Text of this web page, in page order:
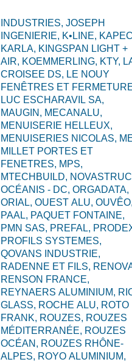
INDUSTRIES, JOSEPH
INGENIERIE, K•LINE,
KARLA, KINGSPAN LIGHT +
AIR, KOEMMERLING, KTY,
CROISEE DS, LE NOUY
FENÊTRES ET
LUC ESCHARAVIL SA,
MAUGIN, MECANALU,
MENUISERIE HELLEUX,
MENUISERIES NICOLAS,
MILLET PORTES ET
FENETRES, MPS,
MTECHBUILD,
OCÉANIS - DC, ORGADATA,
ORIAL, OUEST ALU, OUVÊO,
PAAL, PAQUET FONTAINE,
PMN SAS, PREFAL,
PROFILS SYSTEMES,
QOVANS INDUSTRIE,
RADENNE ET FILS,
RENSON FRANCE,
REYNAERS ALUMINIUM,
GLASS, ROCHE ALU, ROTO
FRANK, ROUZES, ROUZES
MÉDITERRANÉE, ROUZES
OCÉAN, ROUZES RHÔNE-
ALPES, ROYO ALUMINIUM,